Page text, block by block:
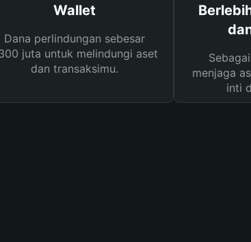
Wallet
Dana perlindungan sebesar
juta untuk melindungi aset
dan transaksimu.
menjaga
inti